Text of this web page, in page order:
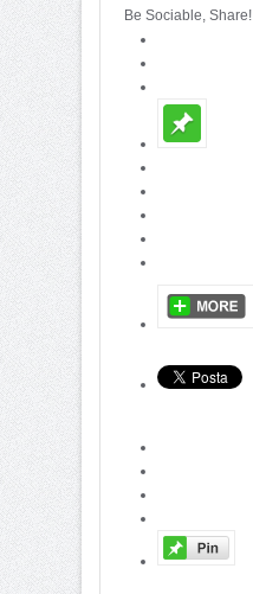
Be Sociable, Share!